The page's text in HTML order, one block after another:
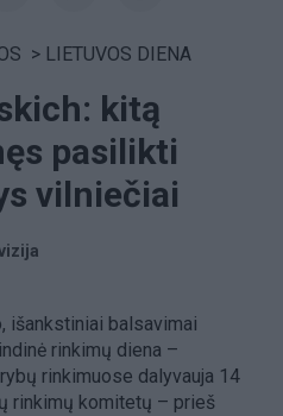
> LIETUVOS DIENA
kitą
pasilikti
vilniečiai
išankstiniai balsavimai
rinkimų diena –
rinkimuose dalyvauja 14
rinkimų komitetų – prieš